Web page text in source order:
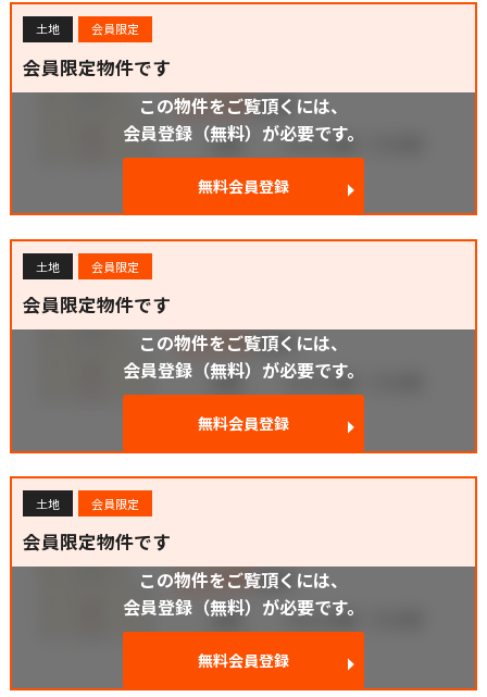
土地 会員限定
会員限定物件です
この物件をご覧頂くには、
会員登録（無料）が必要です。
無料会員登録
土地 会員限定
会員限定物件です
この物件をご覧頂くには、
会員登録（無料）が必要です。
無料会員登録
土地 会員限定
会員限定物件です
この物件をご覧頂くには、
会員登録（無料）が必要です。
無料会員登録